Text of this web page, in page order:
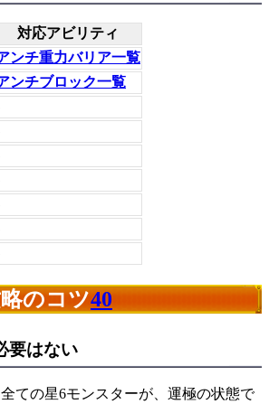
対応アビリティ
ンチ重力バリア一覧
ンチブロック一覧
のコツ40
要はない
ての星6モンスターが、運極の状態で